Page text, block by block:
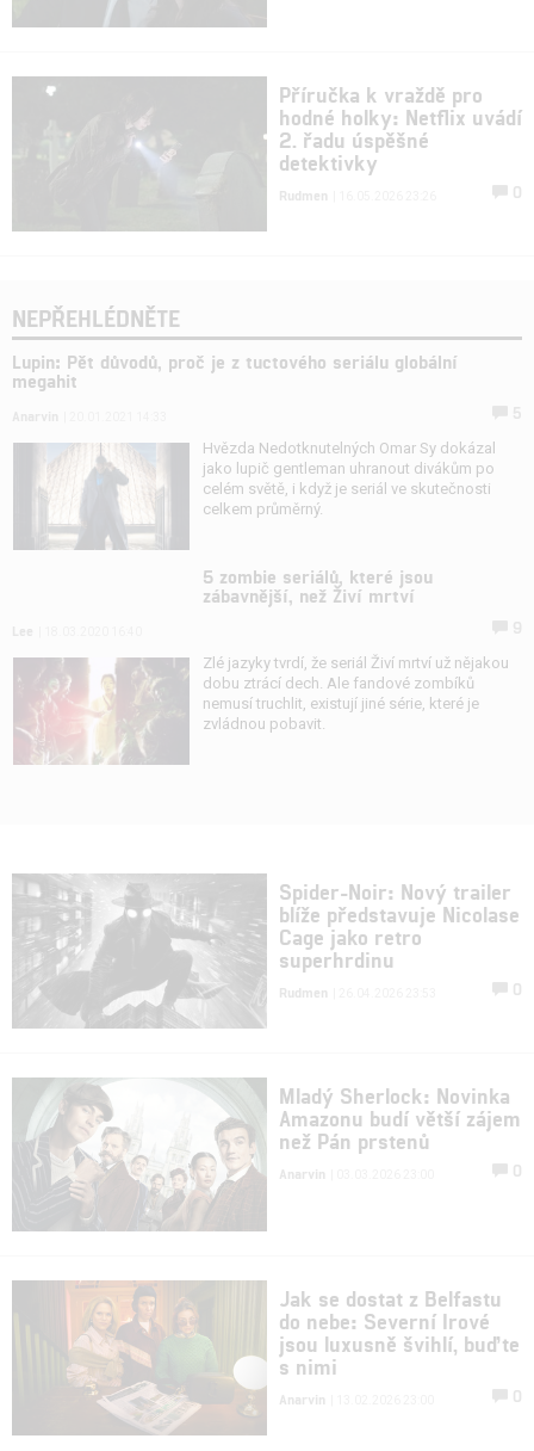
Příručka k vraždě pro
hodné holky: Netflix uvádí
2. řadu úspěšné
detektivky
Rudmen 0
NEPŘEHLÉDNĚTE
Lupin: Pět důvodů, proč je z tuctového seriálu globální
megahit
Hvězda Nedotknutelných Omar Sy dokázal
jako lupič gentleman uhranout divákům po
celém světě, i když je seriál ve skutečnosti
celkem průměrný.
5 zombie seriálů, které jsou
zábavnější, než Živí mrtví
Zlé jazyky tvrdí, že seriál Živí mrtví už nějakou
dobu ztrácí dech. Ale fandové zombíků
nemusí truchlit, existují jiné série, které je
zvládnou pobavit.
Spider-Noir: Nový trailer
blíže představuje Nicolase
Cage jako retro
superhrdinu
Rudmen 0
Mladý Sherlock: Novinka
Amazonu budí větší zájem
než Pán prstenů
Anarvin 0
Jak se dostat z Belfastu
do nebe: Severní Irové
jsou luxusně švihlí, buďte
s nimi
Anarvin 0